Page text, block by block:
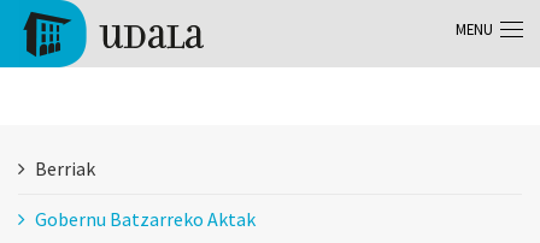
Aller au contenu principal
Berriak
Gobernu Batzarreko Aktak
MENU